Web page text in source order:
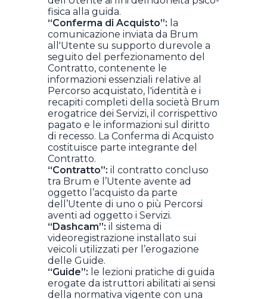
fisica alla guida.
“Conferma di Acquisto”: la
comunicazione inviata da Brum
all'Utente su supporto durevole a
seguito del perfezionamento del
Contratto, contenente le
informazioni essenziali relative al
Percorso acquistato, l'identità e i
recapiti completi della società Brum
erogatrice dei Servizi, il corrispettivo
pagato e le informazioni sul diritto
di recesso. La Conferma di Acquisto
costituisce parte integrante del
Contratto.
“Contratto”: il contratto concluso
tra Brum e l’Utente avente ad
oggetto l’acquisto da parte
dell’Utente di uno o più Percorsi
aventi ad oggetto i Servizi.
“Dashcam”: il sistema di
videoregistrazione installato sui
veicoli utilizzati per l’erogazione
delle Guide.
“Guide”: le lezioni pratiche di guida
erogate da istruttori abilitati ai sensi
della normativa vigente con una